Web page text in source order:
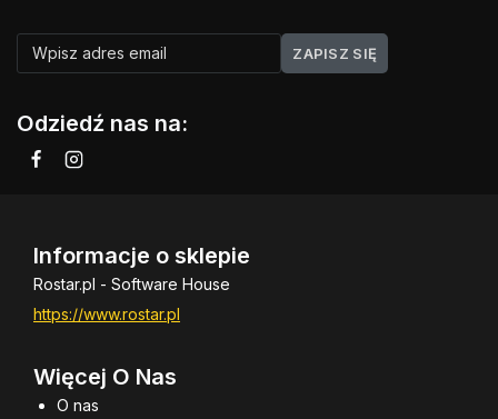
Odziedź nas na:
Informacje o sklepie
Rostar.pl - Software House
https://www.rostar.pl
Więcej O Nas
O nas